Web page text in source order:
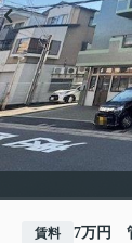
賃料 7万円